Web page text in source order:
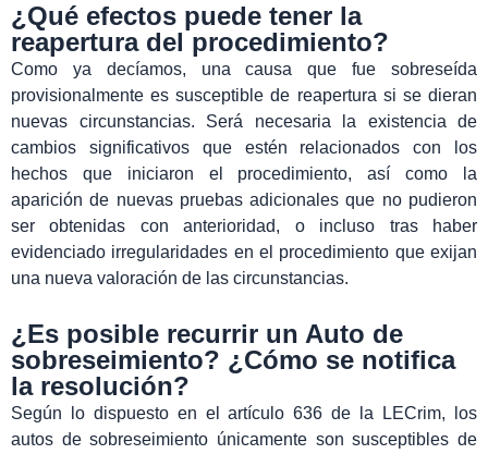
¿Qué efectos puede tener la
reapertura del procedimiento?
Como ya decíamos, una causa que fue sobreseída
provisionalmente es susceptible de reapertura si se dieran
nuevas circunstancias. Será necesaria la existencia de
cambios significativos que estén relacionados con los
hechos que iniciaron el procedimiento, así como la
aparición de nuevas pruebas adicionales que no pudieron
ser obtenidas con anterioridad, o incluso tras haber
evidenciado irregularidades en el procedimiento que exijan
una nueva valoración de las circunstancias.
¿Es posible recurrir un Auto de
sobreseimiento? ¿Cómo se notifica
la resolución?
Según lo dispuesto en el artículo 636 de la LECrim, los
autos de sobreseimiento únicamente son susceptibles de